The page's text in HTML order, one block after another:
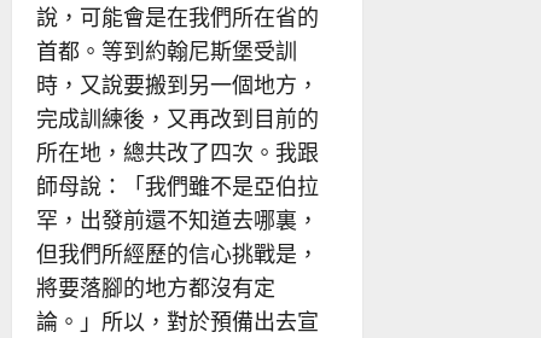
說，可能會是在我們所在省的
首都。等到約翰尼斯堡受訓
時，又說要搬到另一個地方，
完成訓練後，又再改到目前的
所在地，總共改了四次。我跟
師母說：「我們雖不是亞伯拉
罕，出發前還不知道去哪裏，
但我們所經歷的信心挑戰是，
將要落腳的地方都沒有定
論。」所以，對於預備出去宣